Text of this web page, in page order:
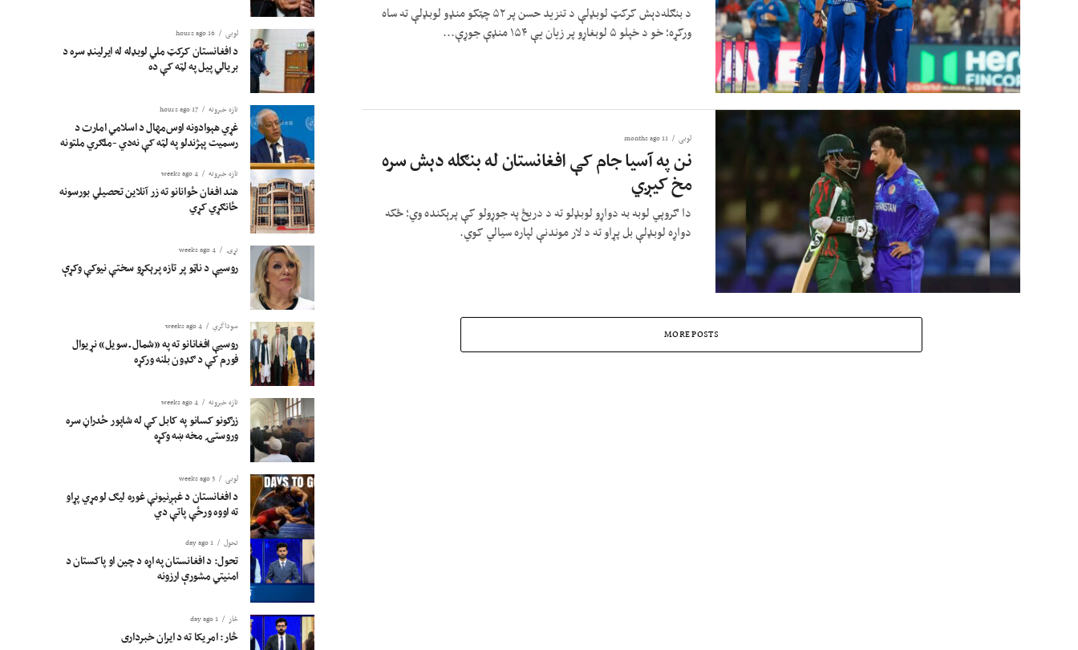
د بنګله‌دېش کرکټ لوبډلې د تنزید حسن پر ۵۲ چټکو منډو لوبډلې ته ساه
ورکړه؛ خو د خپلو ۵ لوبغاړو پر زیان یې ۱۵۴ منډې جوړې...
لوبی 11 months ago
نن په آسیا جام کې افغانستان له بنګله دېش سره
مخ کیږي
دا ګروپي لوبه به دواړو لوبډلو ته د دریځ په جوړولو کې پرېکنده وي؛ ځکه
دواړه لوبډلې بل پړاو ته د لار موندنې لپاره سیالي کوي.
MORE POSTS
لوبی 16 hours ago
د افغانستان کرکټ ملي لوبډله له ایرلینډ سره د
بریالي پیل په لټه کې ده
تازه خبرونه 17 hours ago
غړي هېوادونه اوس‌مهال د اسلامي امارت د
رسمیت پېژندلو په لټه کې نه‌دي -ملګري ملتونه
تازه خبرونه 4 weeks ago
هند افغان ځوانانو ته زر آنلاین تحصیلي بورسونه
ځانګړي کړي
نړۍ 4 weeks ago
روسیې د ناټو پر تازه پرېکړو سختې نیوکې وکړې
سوداگري 4 weeks ago
روسیې افغانانو ته په «شمال ـ سویل» نړیوال
فورم کې د ګډون بلنه ورکړه
تازه خبرونه 4 weeks ago
زرګونو کسانو په کابل کې له شاپور ځدراڼ سره
وروستۍ مخه ښه وکړه
لوبی 3 weeks ago
د افغانستان د غېږنیونې غوره لیګ لومړي پړاو
ته اووه ورځې پاتې دي
تحول 1 day ago
تحول: د افغانستان په اړه د چین او پاکستان د
امنیتي مشورې ارزونه
څار 1 day ago
څار: امریکا ته د ایران خبرداری